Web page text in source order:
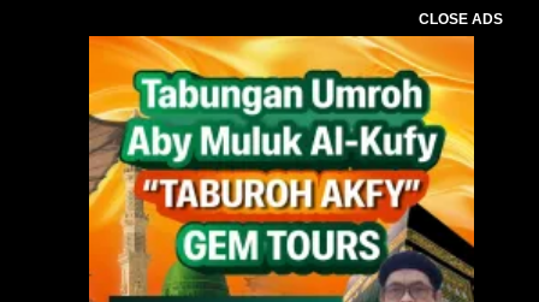
CLOSE ADS